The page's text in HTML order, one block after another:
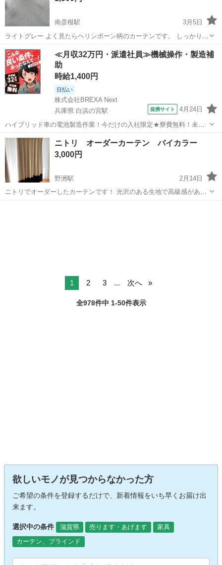
南彦根駅
3月5日
ライトグレー よく見たらヘリンボーン柄のカーテンです。 しっかりし
た生地です。 アジャスターが付いているので多少の調整は可能。 今の
サイズ 縦:180cm 横:115cm 10箇所の引っ掛けがあります。 ふさ掛け
あり
滋賀 彦根市 南彦根駅 カーテン、ブラインド カーテン
≪月収32万円・派遣社員≫機械操作・製造補
助
時給1,400円
日払い
株式会社BREXA Next
兵庫県 白浜の宮駅
提携サイト 4月24日
ハイブリッド車の電池製造作業！今だけの入社限定★寮費無料！未経
験活躍中★20～50代の男性活躍中！安定企業で長期で働きたい方オス
スメ！年間休日130日！正社員登用制度あり！マイカー通勤OK！ワン
ルーム寮完備！《兵庫県姫路市》...
兵庫 姫路市 白浜の宮駅 その他
ニトリ オーダーカーテン バイカラー
3,000円
野洲駅
2月14日
ニトリでオーダーしたカーテンです！ 光沢のある生地で高級感があり
ます！ アイボリーとブラックのバイカラーデザインです！ 遮光度は高
1 2 3 ... 次へ
全978件中 1-50件表示
欲しいモノが見つからなかった方
ご希望の条件を登録するだけで、新着情報をいち早くお届け出
来ます。
選択中の条件 滋賀県 売ります・あげます
家具
カーテン、ブラインド